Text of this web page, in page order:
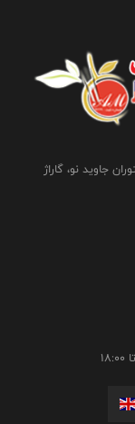
جاوید نو، گاراژ